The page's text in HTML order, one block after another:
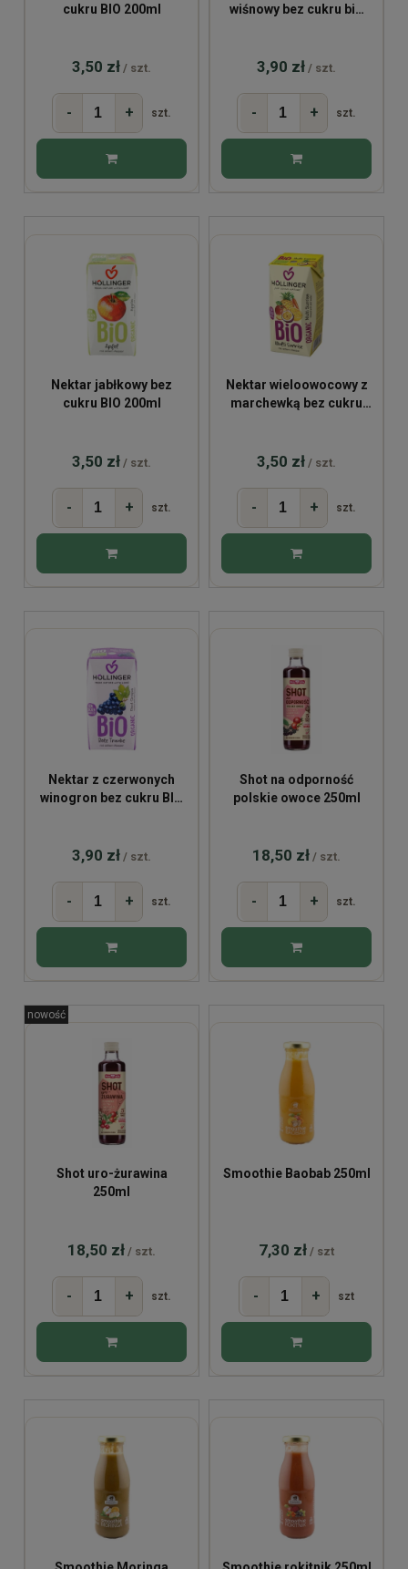
cukru BIO 200ml
3,50 zł / szt.
- + szt.
wiśnowy bez cukru bio
3,90 zł / szt.
- + szt.
Nektar jabłkowy bez
cukru BIO 200ml
3,50 zł / szt.
- + szt.
Nektar wieloowocowy z
marchewką bez cukru
3,50 zł / szt.
- + szt.
Nektar z czerwonych
winogron bez cukru BIO
3,90 zł / szt.
- + szt.
Shot na odporność
polskie owoce 250ml
18,50 zł / szt.
- + szt.
Shot uro-żurawina
250ml
18,50 zł / szt.
- + szt.
nowość
Smoothie Baobab 250ml
7,30 zł / szt
- + szt